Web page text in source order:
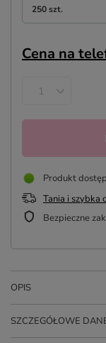
250 szt.
Cena na
Produkt
Tania i szybka
Bezpieczne
OPIS
SZCZEGÓŁOWE